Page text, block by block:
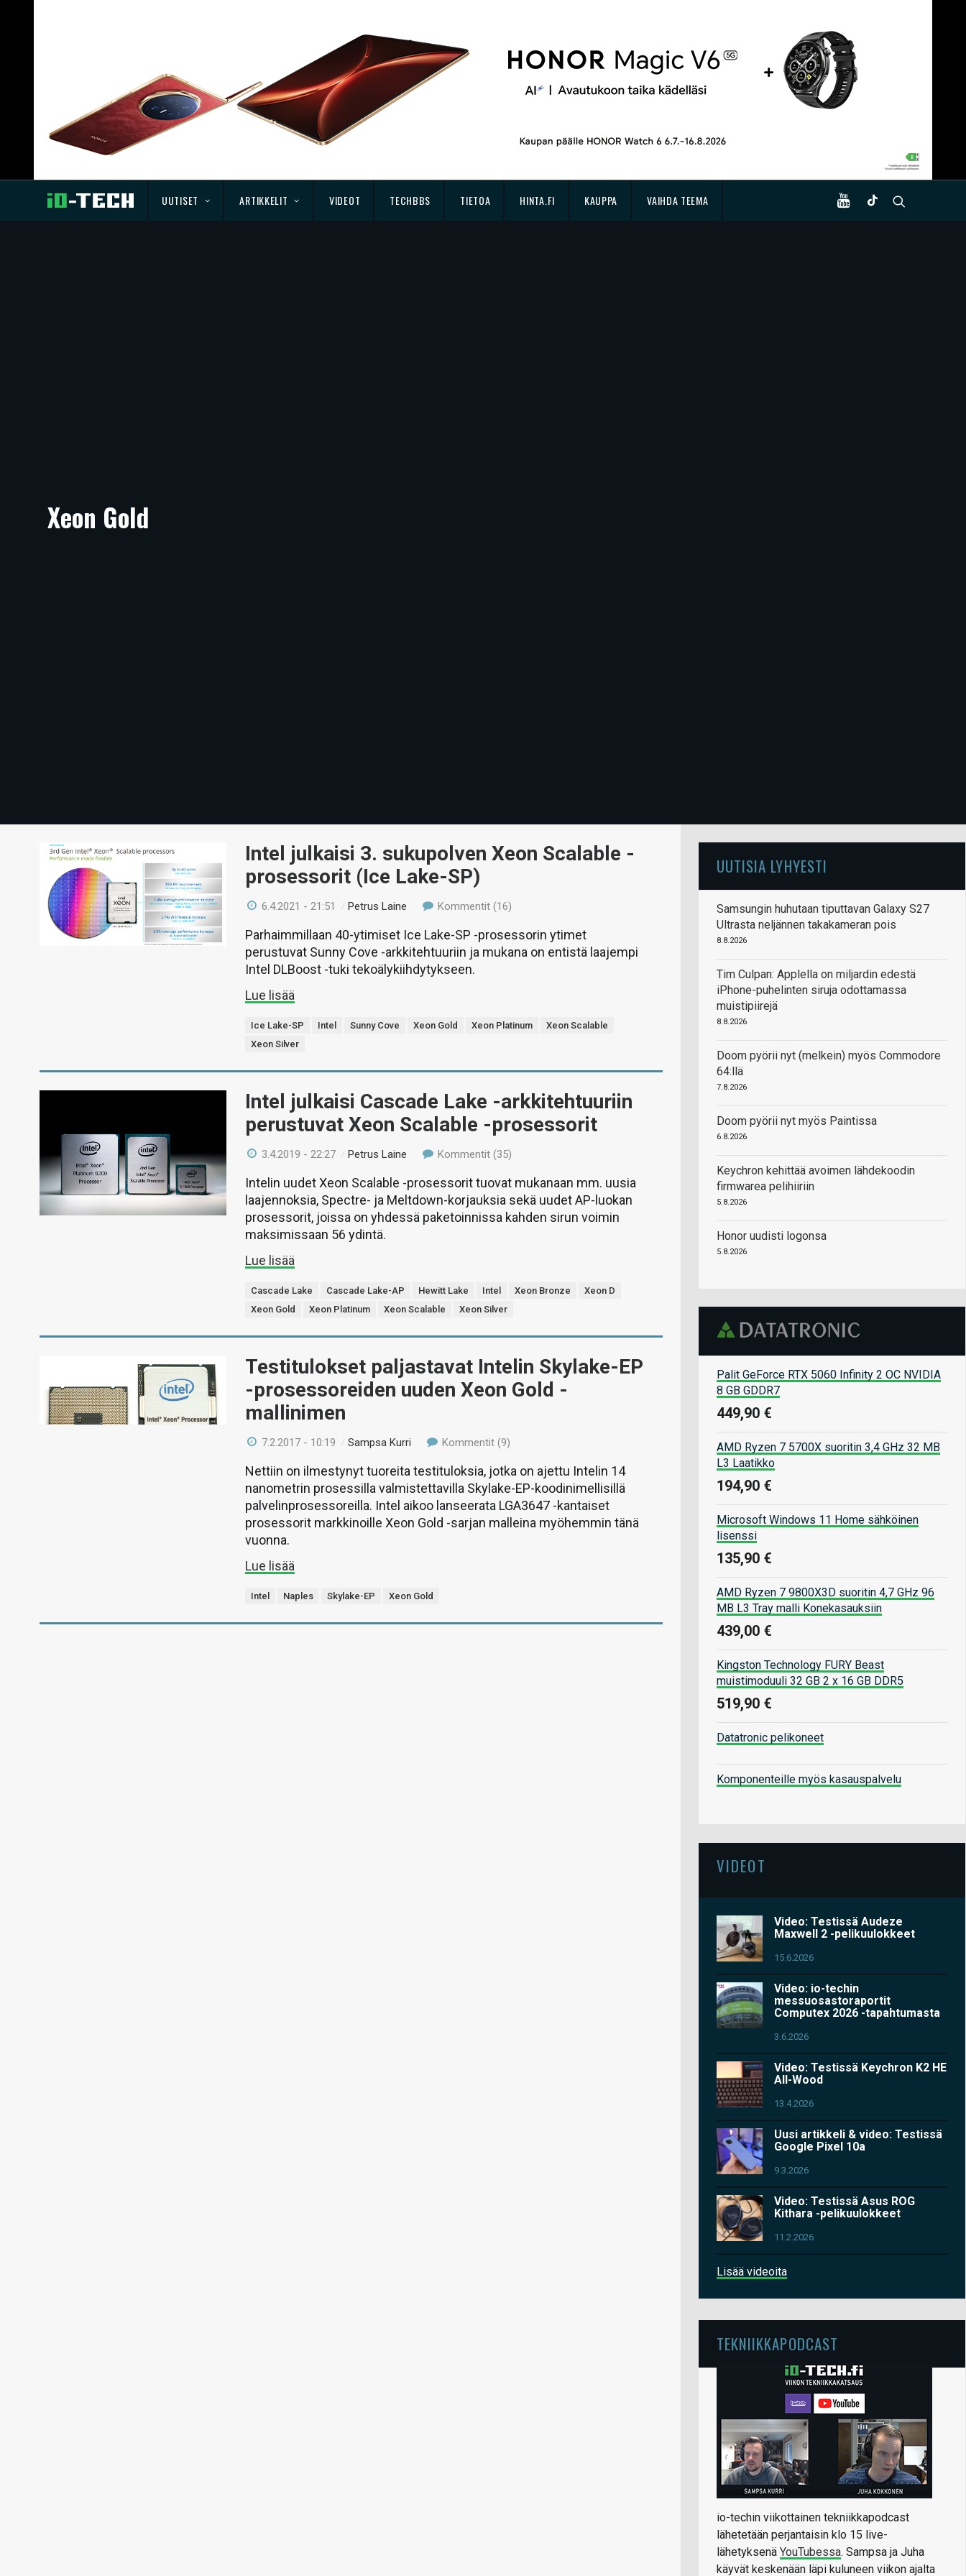
UUTISET ARTIKKELIT VIDEOT TECHBBS TIETOA HINTA.FI KAUPPA VAIHDA TEEMA
Xeon Gold
Intel julkaisi 3. sukupolven Xeon Scalable -
prosessorit (Ice Lake-SP)
6.4.2021 - 21:51 /Petrus Laine Kommentit (16)
Parhaimmillaan 40-ytimiset Ice Lake-SP -prosessorin ytimet
perustuvat Sunny Cove -arkkitehtuuriin ja mukana on entistä laajempi
Intel DLBoost -tuki tekoälykiihdytykseen.
Lue lisää
Ice Lake-SP Intel Sunny Cove Xeon Gold Xeon Platinum
Xeon Scalable
Xeon Silver
Intel julkaisi Cascade Lake -arkkitehtuuriin
perustuvat Xeon Scalable -prosessorit
3.4.2019 - 22:27 /Petrus Laine Kommentit (35)
Intelin uudet Xeon Scalable -prosessorit tuovat mukanaan mm. uusia
laajennoksia, Spectre- ja Meltdown-korjauksia sekä uudet AP-luokan
prosessorit, joissa on yhdessä paketoinnissa kahden sirun voimin
maksimissaan 56 ydintä.
Lue lisää
Cascade Lake Cascade Lake-AP Hewitt Lake Intel Xeon Bronze
Xeon D
Xeon Gold
Xeon Platinum Xeon Scalable Xeon Silver
Testitulokset paljastavat Intelin Skylake-EP
-prosessoreiden uuden Xeon Gold -
mallinimen
7.2.2017 - 10:19 /Sampsa Kurri Kommentit (9)
Nettiin on ilmestynyt tuoreita testituloksia, jotka on ajettu Intelin 14
nanometrin prosessilla valmistettavilla Skylake-EP-koodinimellisillä
palvelinprosessoreilla. Intel aikoo lanseerata LGA3647 -kantaiset
prosessorit markkinoille Xeon Gold -sarjan malleina myöhemmin tänä
vuonna.
Lue lisää
Intel Naples Skylake-EP Xeon Gold
UUTISIA LYHYESTI
Samsungin huhutaan tiputtavan Galaxy S27
Ultrasta neljännen takakameran pois
8.8.2026
Tim Culpan: Applella on miljardin edestä
iPhone-puhelinten siruja odottamassa
muistipiirejä
8.8.2026
Doom pyörii nyt (melkein) myös Commodore
64:llä
7.8.2026
Doom pyörii nyt myös Paintissa
6.8.2026
Keychron kehittää avoimen lähdekoodin
firmwarea pelihiiriin
5.8.2026
Honor uudisti logonsa
5.8.2026
Palit GeForce RTX 5060 Infinity 2 OC NVIDIA
8 GB GDDR7
449,90 €
AMD Ryzen 7 5700X suoritin 3,4 GHz 32 MB
L3 Laatikko
194,90 €
Microsoft Windows 11 Home sähköinen
lisenssi
135,90 €
AMD Ryzen 7 9800X3D suoritin 4,7 GHz 96
MB L3 Tray malli Konekasauksiin
439,00 €
Kingston Technology FURY Beast
muistimoduuli 32 GB 2 x 16 GB DDR5
519,90 €
Datatronic pelikoneet
Komponenteille myös kasauspalvelu
VIDEOT
Video: Testissä Audeze
Maxwell 2 -pelikuulokkeet
15.6.2026
Video: io-techin
messuosastoraportit
Computex 2026 -tapahtumasta
3.6.2026
Video: Testissä Keychron K2 HE
All-Wood
13.4.2026
Uusi artikkeli & video: Testissä
Google Pixel 10a
9.3.2026
Video: Testissä Asus ROG
Kithara -pelikuulokkeet
11.2.2026
Lisää videoita
TEKNIIKKAPODCAST
io-techin viikottainen tekniikkapodcast
lähetetään perjantaisin klo 15 live-
lähetyksenä YouTubessa. Sampsa ja Juha
käyvät keskenään läpi kuluneen viikon ajalta